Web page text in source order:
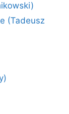
(Tadeusz